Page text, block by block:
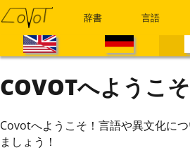
辞書 言語
COVOTへようこそ
Covotへようこそ！言語や異文化に
ましょう！